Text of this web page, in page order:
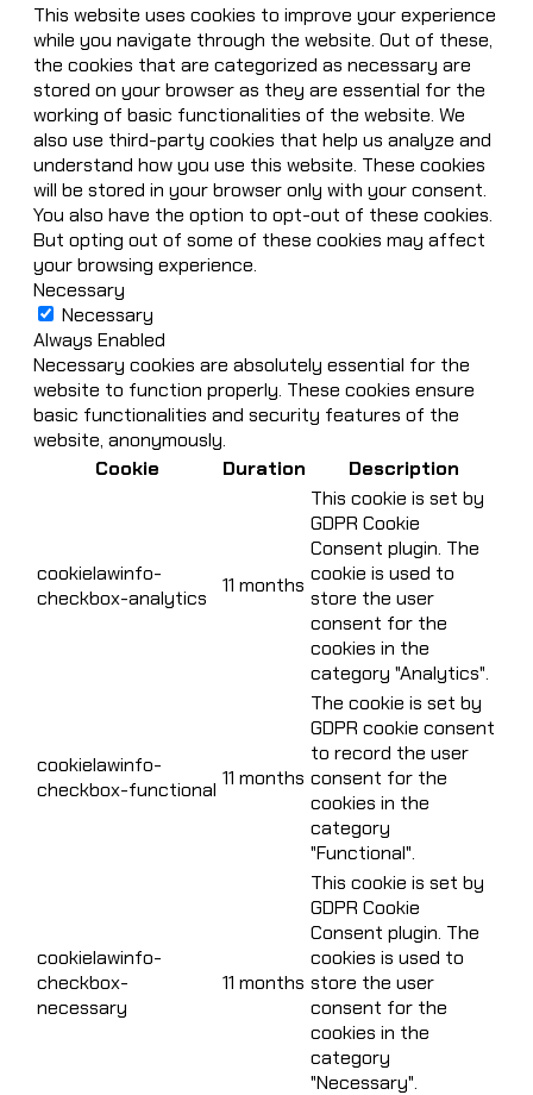
This website uses cookies to improve your experience
while you navigate through the website. Out of these,
the cookies that are categorized as necessary are
stored on your browser as they are essential for the
working of basic functionalities of the website. We
also use third-party cookies that help us analyze and
understand how you use this website. These cookies
will be stored in your browser only with your consent.
You also have the option to opt-out of these cookies.
But opting out of some of these cookies may affect
your browsing experience.
Necessary
Necessary
Always Enabled
Necessary cookies are absolutely essential for the
website to function properly. These cookies ensure
basic functionalities and security features of the
website, anonymously.
Cookie
Duration Description
cookielawinfo-
checkbox-analytics
11 months
This cookie is set by
GDPR Cookie
Consent plugin. The
cookie is used to
store the user
consent for the
cookies in the
category "Analytics".
cookielawinfo-
checkbox-functional 11 months
The cookie is set by
GDPR cookie consent
to record the user
consent for the
cookies in the
category
"Functional".
cookielawinfo-
checkbox-
necessary
11 months
This cookie is set by
GDPR Cookie
Consent plugin. The
cookies is used to
store the user
consent for the
cookies in the
category
"Necessary".